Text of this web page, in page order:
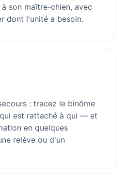
son maître-chien, avec
dont l'unité a besoin.
: tracez le binôme
est rattaché à qui — et
en quelques
relève ou d'un